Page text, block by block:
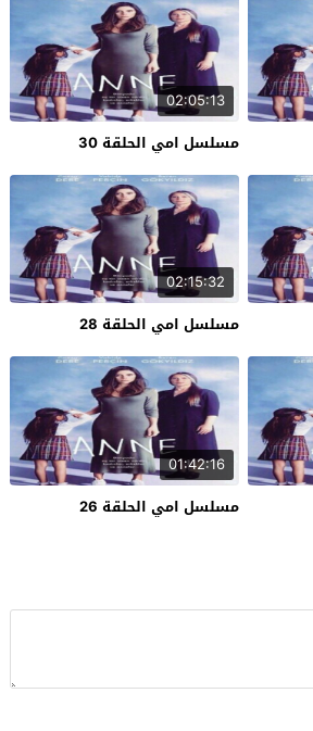
02:05:13
مسلسل امي الحلقة 30
02:15:32
مسلسل امي الحلقة 28
01:42:16
مسلسل امي الحلقة 26